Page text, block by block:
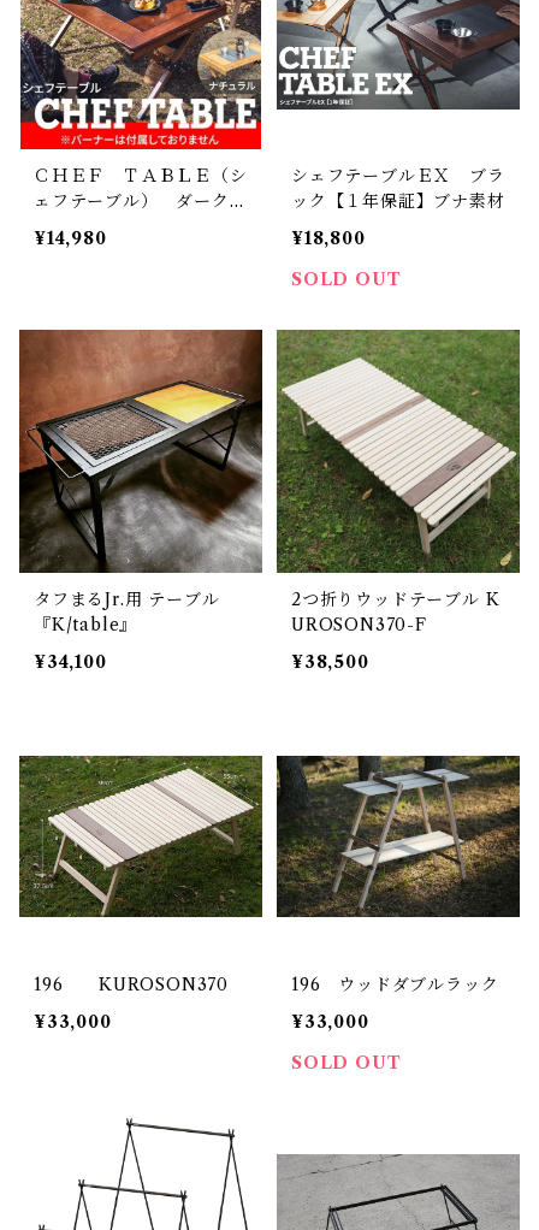
ＣＨＥＦ ＴＡＢＬＥ（シ
ェフテーブル） ダークブ
ラウン
¥14,980
シェフテーブルＥＸ ブラ
ック【１年保証】ブナ素材
¥18,800
SOLD OUT
タフまるJr.用 テーブル
『K/table』
¥34,100
2つ折りウッドテーブル K
UROSON370-F
¥38,500
196 KUROSON370
¥33,000
196 ウッドダブルラック
¥33,000
SOLD OUT